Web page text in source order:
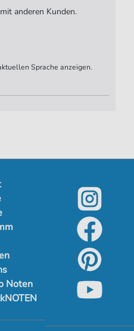
anderen Kunden.
Sprache anzeigen.
Noten